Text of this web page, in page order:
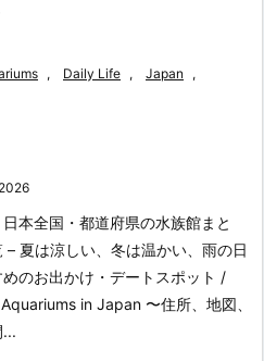
, Daily Life , Japan ,
本全国・都道府県の水族館まと
– 夏は涼しい、冬は温かい、雨の日
めのお出かけ・デートスポット /
in Japan 〜住所、地図、